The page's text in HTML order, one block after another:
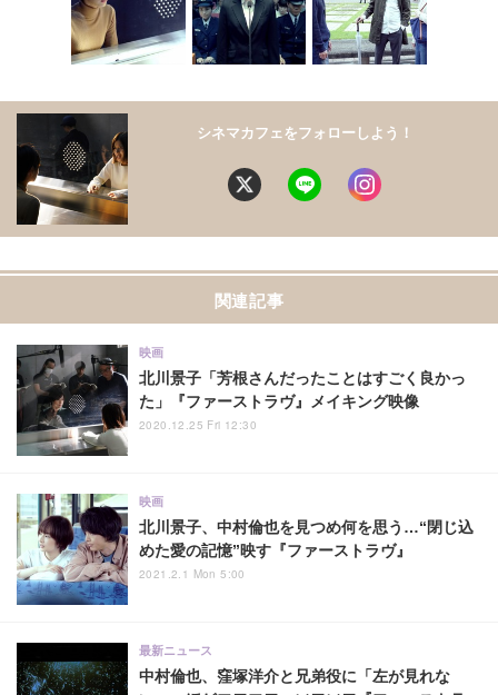
シネマカフェをフォローしよう！
関連記事
北川景子「芳根さんだったことはすごく良かっ
た」『ファーストラヴ』メイキング映像
映画
2020.12.25 Fri 12:30
北川景子、中村倫也を見つめ何を思う…“閉じ込
めた愛の記憶”映す『ファーストラヴ』
映画
2021.2.1 Mon 5:00
中村倫也、窪塚洋介と兄弟役に「左が見れな
最新ニュース